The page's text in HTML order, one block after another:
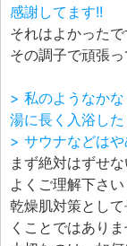
感謝してます!!
それはよかったで
その調子で頑張っ
> 私のようなか
湯に長く入浴した
> サウナなどは
まず絶対はずせ
よくご理解下さい
乾燥肌対策とし
くことではあり